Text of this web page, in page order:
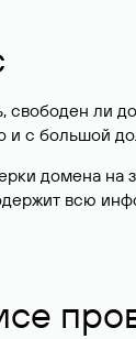
свободен
и с большой
домена
всю